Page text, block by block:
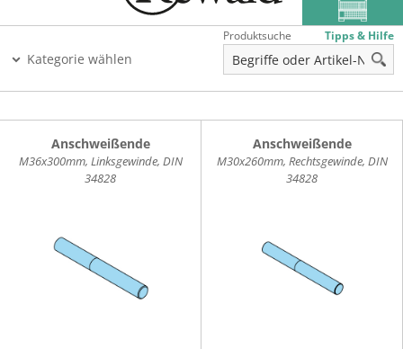
Kategorie wählen
Produktsuche Tipps & Hilfe
Anschweißende
M36x300mm, Linksgewinde, DIN
34828
Anschweißende
M30x260mm, Rechtsgewinde, DIN
34828